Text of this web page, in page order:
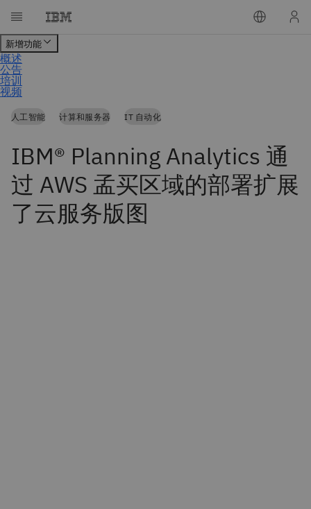
人工智能 计算和服务器 IT 自动化
IBM® Planning Analytics 通
过 AWS 孟买区域的部署扩展
了云服务版图